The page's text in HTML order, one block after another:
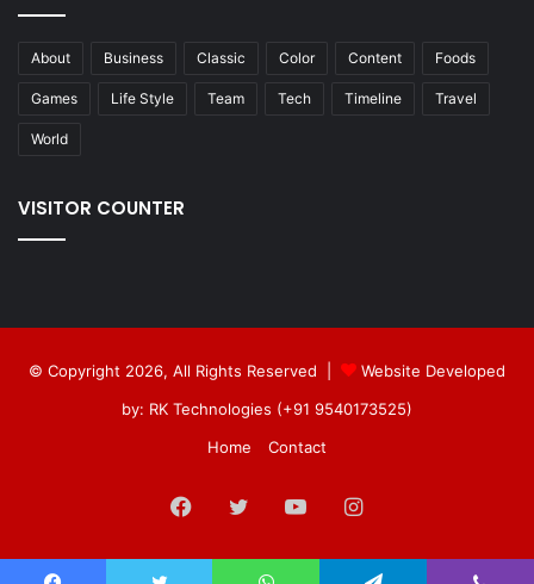
About Business Classic Color Content Foods
Games Life Style Team Tech Timeline Travel
World
VISITOR COUNTER
© Copyright 2026, All Rights Reserved |
Website Developed
by: RK Technologies (+91 9540173525)
Home
Contact
Facebook
Twitter YouTubeInstagram